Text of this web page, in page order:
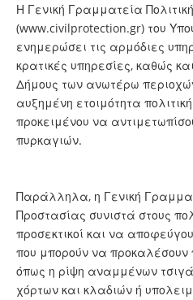
Η Γενική Γραμματεία
(www.civilprotection.gr) του
ενημερώσει τις αρμόδιες
κρατικές υπηρεσίες, καθώς
Δήμους των ανωτέρω
αυξημένη ετοιμότητα
προκειμένου να
πυρκαγιών.
Παράλληλα, η Γενική
Προστασίας συνιστά στους
προσεκτικοί και να
που μπορούν να
όπως η ρίψη αναμμένων
χόρτων και κλαδιών ή